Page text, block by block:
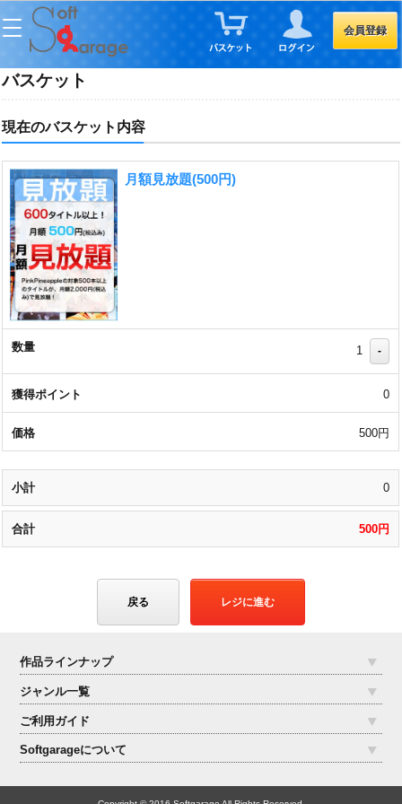
会員登録
バスケット
現在のバスケット内容
月額見放題(500円)
1 -
0
500円
0
500円
戻る レジに進む
作品ラインナップ
ジャンル一覧
ご利用ガイド
Softgarageについて